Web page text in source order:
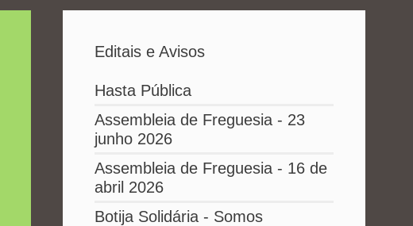
Editais e Avisos
Hasta Pública
Assembleia de Freguesia - 23
junho 2026
Assembleia de Freguesia - 16 de
abril 2026
Botija Solidária - Somos